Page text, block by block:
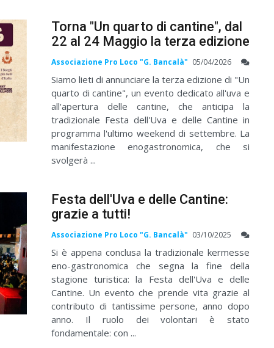
Torna "Un quarto di cantine", dal
22 al 24 Maggio la terza edizione
Associazione Pro Loco "G. Bancalà" 05/04/2026
Siamo lieti di annunciare la terza edizione di "Un
quarto di cantine", un evento dedicato all'uva e
all'apertura delle cantine, che anticipa la
tradizionale Festa dell'Uva e delle Cantine in
programma l'ultimo weekend di settembre. La
manifestazione enogastronomica, che si
svolgerà ...
Festa dell'Uva e delle Cantine:
grazie a tutti!
Associazione Pro Loco "G. Bancalà" 03/10/2025
Si è appena conclusa la tradizionale kermesse
eno-gastronomica che segna la fine della
stagione turistica: la Festa dell'Uva e delle
Cantine. Un evento che prende vita grazie al
contributo di tantissime persone, anno dopo
anno. Il ruolo dei volontari è stato
fondamentale: con ...